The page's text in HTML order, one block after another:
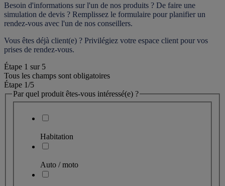
Besoin d'informations sur l'un de nos produits ? De faire une
simulation de devis ? Remplissez le formulaire pour planifier un
rendez-vous avec l'un de nos conseillers.
Vous êtes déjà client(e) ? Privilégiez votre espace client pour vos
prises de rendez-vous.
Étape 1 sur 5
Tous les champs sont obligatoires
Étape 1/5
Par quel produit êtes-vous intéressé(e) ?
Habitation
Auto / moto